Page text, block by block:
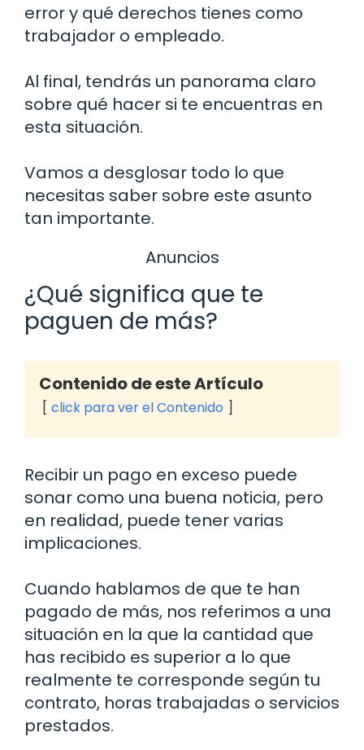
error y qué derechos tienes como
trabajador o empleado.
Al final, tendrás un panorama claro
sobre qué hacer si te encuentras en
esta situación.
Vamos a desglosar todo lo que
necesitas saber sobre este asunto
tan importante.
Anuncios
¿Qué significa que te
paguen de más?
Contenido de este Artículo
click para ver el Contenido
Recibir un pago en exceso puede
sonar como una buena noticia, pero
en realidad, puede tener varias
implicaciones.
Cuando hablamos de que te han
pagado de más, nos referimos a una
situación en la que la cantidad que
has recibido es superior a lo que
realmente te corresponde según tu
contrato, horas trabajadas o servicios
prestados.